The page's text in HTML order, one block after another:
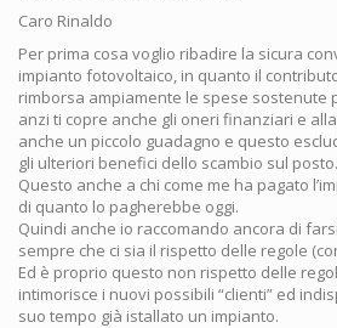
Caro Rinaldo
Per prima cosa voglio ribadire la sicura
impianto fotovoltaico, in quanto il
rimborsa ampiamente le spese sostenute
anzi ti copre anche gli oneri finanziari e
anche un piccolo guadagno e questo
gli ulteriori benefici dello scambio sul posto.
Questo anche a chi come me ha pagato
di quanto lo pagherebbe oggi.
Quindi anche io raccomando ancora di
sempre che ci sia il rispetto delle regole
Ed è proprio questo non rispetto delle
intimorisce i nuovi possibili “clienti” ed
suo tempo già istallato un impianto.